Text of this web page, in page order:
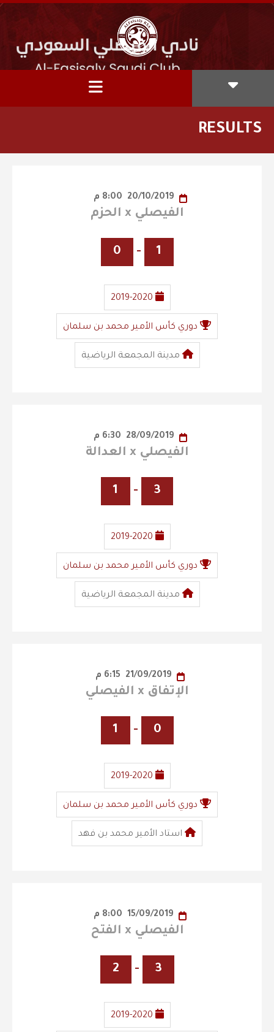
RESULTS
الفيصلي x الحزم
1
-
0
2019-2020
دوري كأس الأمير محمد بن سلمان
مدينة المجمعة الرياضية
الفيصلي x العدالة
3
-
1
2019-2020
دوري كأس الأمير محمد بن سلمان
مدينة المجمعة الرياضية
الإتفاق x الفيصلي
0
-
1
2019-2020
دوري كأس الأمير محمد بن سلمان
استاد الأمير محمد بن فهد
الفيصلي x الفتح
3
-
2
2019-2020